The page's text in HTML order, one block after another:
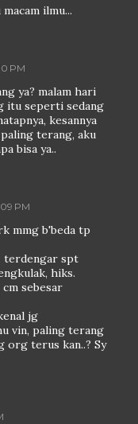
ilmu...
PM
ya? malam hari
itu seperti sedang
kesannya
terang, aku
bisa ya..
PM
mmg b'beda tp
terdengar spt
hiks.
sebesar
jg
vin, paling terang
org terus kan..? Sy